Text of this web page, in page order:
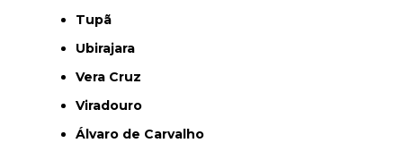
Tupã
Ubirajara
Vera Cruz
Viradouro
Álvaro de Carvalho